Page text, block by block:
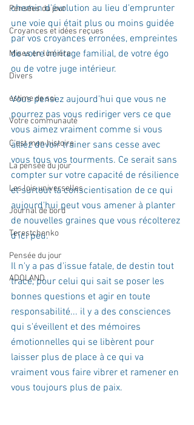
Pensées du jour
Croyances et idées reçues
Mises en lumière
Divers
estime de soi
Votre communauté
C'est mon histoire
La pensée du jour
Les lois universelles
Journal de bord
Terestchenko
Pensée du jour
ADOLAND
chemin d'évolution au lieu d'emprunter
une voie qui était plus ou moins guidée
par vos croyances erronées, empreintes
de votre héritage familial, de votre égo
ou de votre juge intérieur.
Vous pensez aujourd'hui que vous ne
pourrez pas vous rediriger vers ce que
vous aimez vraiment comme si vous
alliez devoir trainer sans cesse avec
vous tous vos tourments. Ce serait sans
compter sur votre capacité de résilience
et surtout la conscientisation de ce qui
aujourd'hui peut vous amener à planter
de nouvelles graines que vous récolterez
d'ici peu.
Il n'y a pas d'issue fatale, de destin tout
tracé, pour celui qui sait se poser les
bonnes questions et agir en toute
responsabilité... il y a des consciences
qui s'éveillent et des mémoires
émotionnelles qui se libèrent pour
laisser plus de place à ce qui va
vraiment vous faire vibrer et ramener en
vous toujours plus de paix.